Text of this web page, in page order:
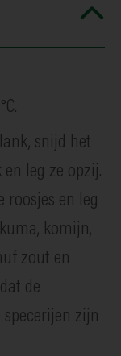
snijd het
leg ze opzij.
roosjes en leg
komijn,
zout en
de
specerijen zijn